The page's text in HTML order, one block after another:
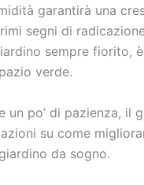
garantirà una
segni di
sempre fiorito,
verde.
un po’ di pazienza, il
su come
da sogno.